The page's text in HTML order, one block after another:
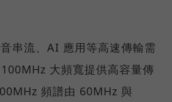
串流、AI 應用等高速傳輸需
大頻寬提供高容量傳
頻譜由 60MHz 與